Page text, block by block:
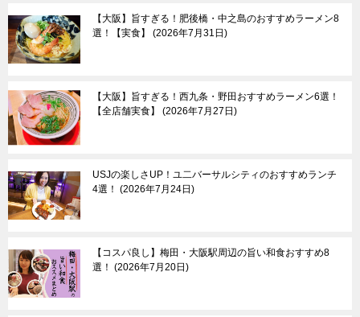
【大阪】旨すぎる！肥後橋・中之島のおすすめラーメン8
選！【実食】
2026年7月31日
【大阪】旨すぎる！西九条・野田おすすめラーメン6選！
【全店舗実食】
2026年7月27日
USJの楽しさUP！ユ二バーサルシティのおすすめランチ
4選！
2026年7月24日
【コスパ良し】梅田・大阪駅周辺の旨い和食おすすめ8
選！
2026年7月20日